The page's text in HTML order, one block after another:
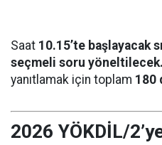
Saat 10.15’te başlayacak
seçmeli soru yöneltilecek.
yanıtlamak için toplam 180
2026 YÖKDİL/